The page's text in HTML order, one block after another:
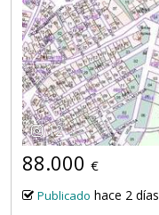
12
88.000 €
Publicado hace 2 días